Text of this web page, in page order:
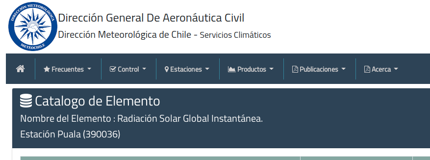
Frecuentes Control Estaciones Productos Publicaciones Acerca
Catalogo de Elemento
Nombre del Elemento : Radiación Solar Global Instantánea.
Estación Puala (390036)